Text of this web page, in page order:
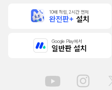
10배 적립, 2시간 먼저
완전판+ 설치
Google Play에서
일반판 설치